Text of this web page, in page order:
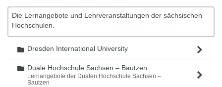
Die Lernangebote und Lehrveranstaltungen der sächsischen
Hochschulen.
Ordner
Dresden International University
Ordner
Duale Hochschule Sachsen – Bautzen
Lernangebote der Dualen Hochschule Sachsen –
Bautzen